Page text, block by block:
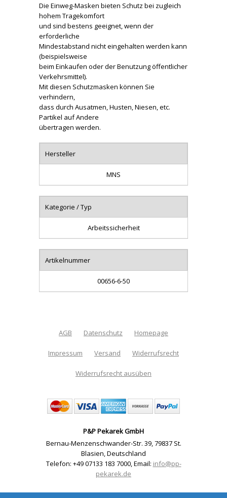
Die Einweg-Masken bieten Schutz bei zugleich
hohem Tragekomfort
und sind bestens geeignet, wenn der
erforderliche
Mindestabstand nicht eingehalten werden kann
(beispielsweise
beim Einkaufen oder der Benutzung öffentlicher
Verkehrsmittel).
Mit diesen Schutzmasken können Sie
verhindern,
dass durch Ausatmen, Husten, Niesen, etc.
Partikel auf Andere
übertragen werden.
Hersteller
MNS
Kategorie / Typ
Arbeitssicherheit
Artikelnummer
00656-6-50
AGB Datenschutz Homepage
Impressum Versand Widerrufsrecht
Widerrufsrecht ausüben
P&P Pekarek GmbH
Bernau-Menzenschwander-Str. 39,79837 St.
Blasien,Deutschland
Telefon: +49 07133 183 7000,Email: info@pp-
pekarek.de